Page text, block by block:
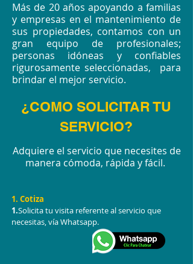
Más de 20 años apoyando a familias
y empresas en el mantenimiento de
sus propiedades, contamos con un
gran equipo de profesionales;
personas idóneas y confiables
rigurosamente seleccionadas, para
brindar el mejor servicio.
¿COMO SOLICITAR TU
SERVICIO?
Adquiere el servicio que necesites de
manera cómoda, rápida y fácil.
1. Cotiza
1.Solicita tu visita referente al servicio que
necesitas, vía Whatsapp.